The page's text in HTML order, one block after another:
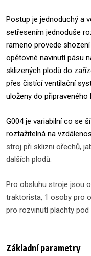
Postup je jednoduchý a
setřesením jednoduše
rameno provede
opětovné navinutí pásu
sklizených plodů do
přes čistící ventilační
uloženy do připraveného
G004 je variabilní co se
roztažitelná na
stroj při sklizni ořechů,
dalších plodů.
Pro obsluhu stroje jsou
traktorista, 1 osoby pro
pro rozvinutí plachty pod
Základní parametry